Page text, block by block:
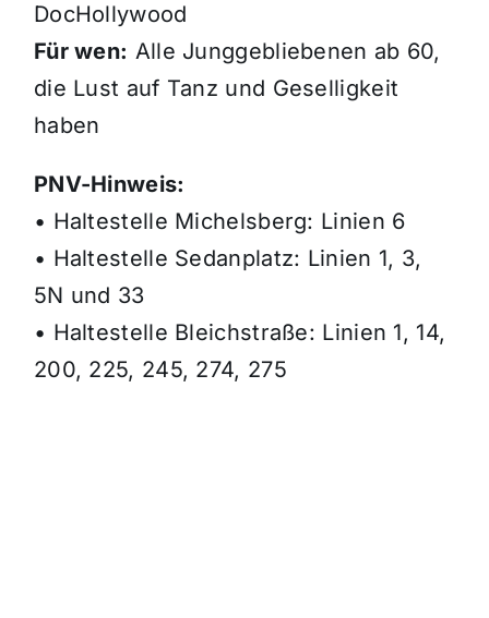
DocHollywood
Für wen: Alle Junggebliebenen ab 60,
die Lust auf Tanz und Geselligkeit
haben
PNV-Hinweis:
• Haltestelle Michelsberg: Linien 6
• Haltestelle Sedanplatz: Linien 1, 3,
5N und 33
• Haltestelle Bleichstraße: Linien 1, 14,
200, 225, 245, 274, 275